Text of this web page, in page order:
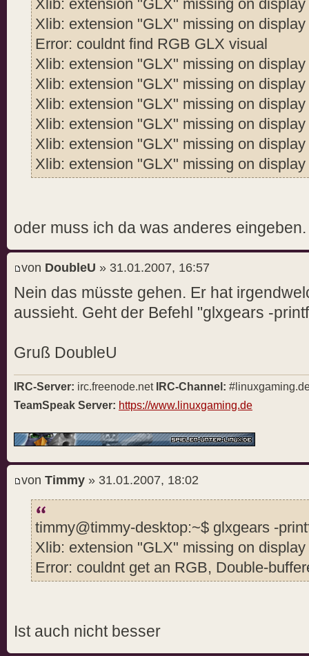
Xlib: extension "GLX" missing on
Xlib: extension "GLX" missing on
Error: couldnt find RGB GLX visual
Xlib: extension "GLX" missing on
Xlib: extension "GLX" missing on
Xlib: extension "GLX" missing on
Xlib: extension "GLX" missing on
Xlib: extension "GLX" missing on
Xlib: extension "GLX" missing on
oder muss ich da was anderes eingeben.
von DoubleU » 31.01.2007, 16:57
Nein das müsste gehen. Er hat
aussieht. Geht der Befehl "glxgears -
Gruß DoubleU
IRC-Server: irc.freenode.net IRC-Channel:
TeamSpeak Server: https://www.linuxgaming.de
von Timmy » 31.01.2007, 18:02
timmy@timmy-desktop:~$ glxgears -
Xlib: extension "GLX" missing on
Error: couldnt get an RGB, Double-
Ist auch nicht besser